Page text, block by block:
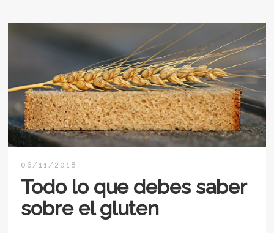
06/11/2018
Todo lo que debes saber
sobre el gluten